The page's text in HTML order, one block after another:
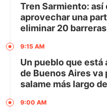
Tren Sarmiento:
aprovechar una
eliminar 20 barreras
9:15 AM
Un pueblo que está
de Buenos Aires va
salame más largo
9:00 AM